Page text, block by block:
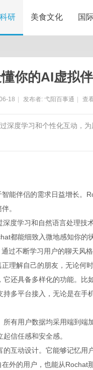
研 美食文化 国
你的AI虚拟
18 发布者: 弋阳百事通 查
深度学习和个性化互动，
智能伴侣的需求日益增长
。
度学习和自然语言处理
都能细致入微地感知你的
过不断学习用户的聊天
理解自己的朋友，无论何
还具备多样化的功能。
多平台接入，无论是在
有用户数据均采用端到
信任感和安全感。
互动设计。它能够记忆
外的用户，也能从Rochat